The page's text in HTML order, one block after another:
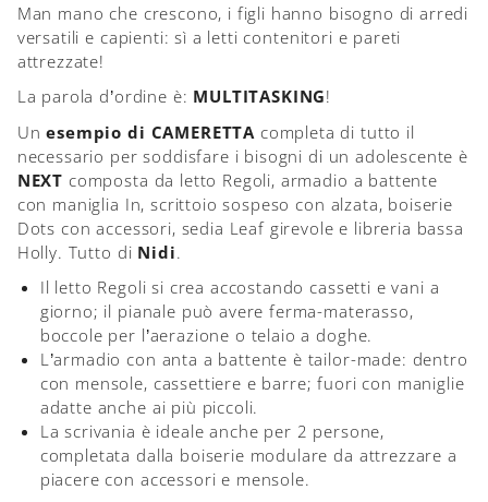
Man mano che crescono, i figli hanno bisogno di arredi
versatili e capienti: sì a letti contenitori e pareti
attrezzate!
La parola d’ordine è: MULTITASKING!
Unesempio di CAMERETTA completa di tutto il
necessario per soddisfare i bisogni di un adolescente è
NEXT composta da letto Regoli, armadio a battente
con maniglia In, scrittoio sospeso con alzata, boiserie
Dots con accessori, sedia Leaf girevole e libreria bassa
Holly. Tutto di Nidi.
Il letto Regoli si crea accostando cassetti e vani a
giorno; il pianale può avere ferma-materasso,
boccole per l’aerazione o telaio a doghe.
L’armadio con anta a battente è tailor-made: dentro
con mensole, cassettiere e barre; fuori con maniglie
adatte anche ai più piccoli.
La scrivania è ideale anche per 2 persone,
completata dalla boiserie modulare da attrezzare a
piacere con accessori e mensole.